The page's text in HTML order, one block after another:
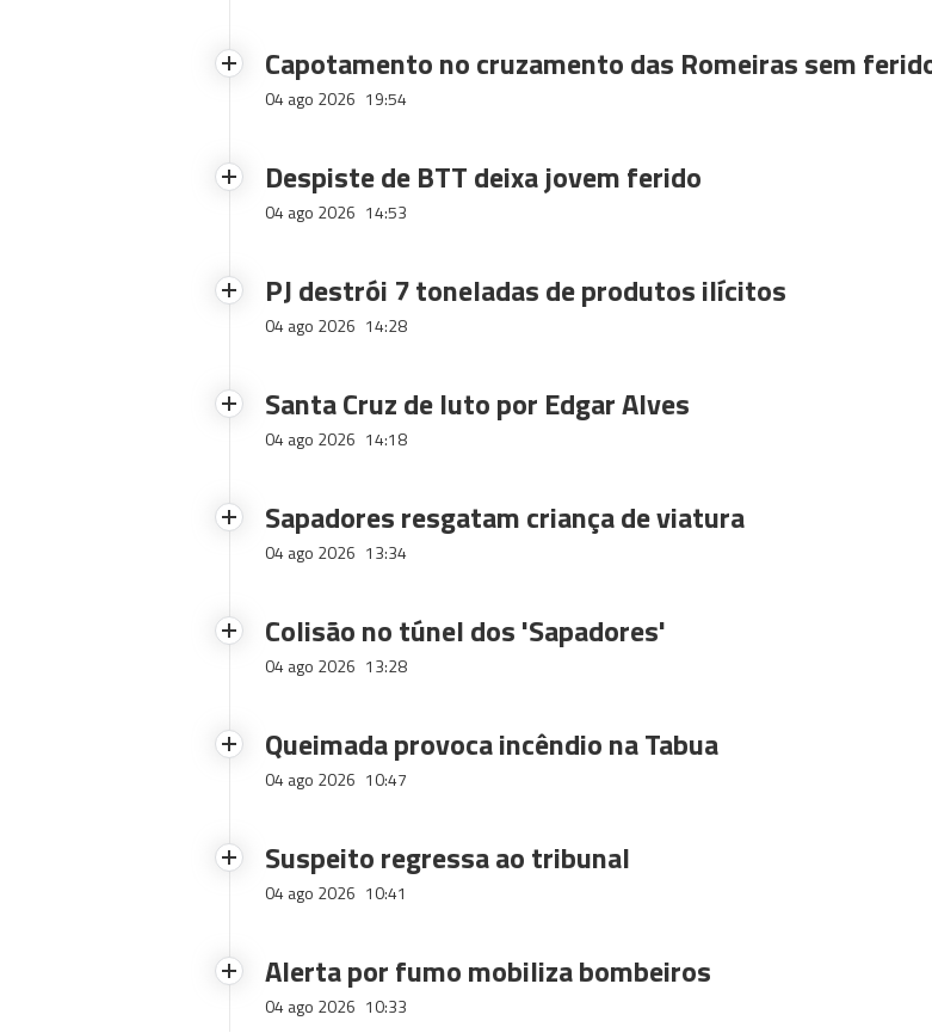
Capotamento no cruzamento das Romeiras sem
04 ago 2026 19:54
Despiste de BTT deixa jovem ferido
04 ago 2026 14:53
PJ destrói 7 toneladas de produtos ilícitos
04 ago 2026 14:28
Santa Cruz de luto por Edgar Alves
04 ago 2026 14:18
Sapadores resgatam criança de viatura
04 ago 2026 13:34
Colisão no túnel dos 'Sapadores'
04 ago 2026 13:28
Queimada provoca incêndio na Tabua
04 ago 2026 10:47
Suspeito regressa ao tribunal
04 ago 2026 10:41
Alerta por fumo mobiliza bombeiros
04 ago 2026 10:33